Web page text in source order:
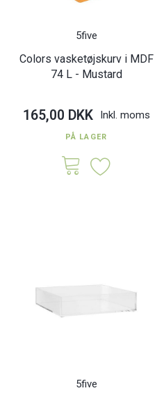
5five
Colors vasketøjskurv i MDF
74 L - Mustard
165,00 DKK Inkl. moms
PÅ LAGER
5five